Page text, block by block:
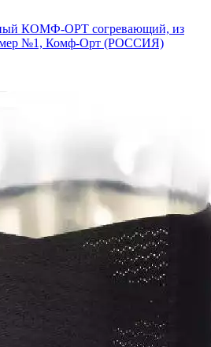
КОМФ-ОРТ согревающий, из
№1, Комф-Орт (РОССИЯ)